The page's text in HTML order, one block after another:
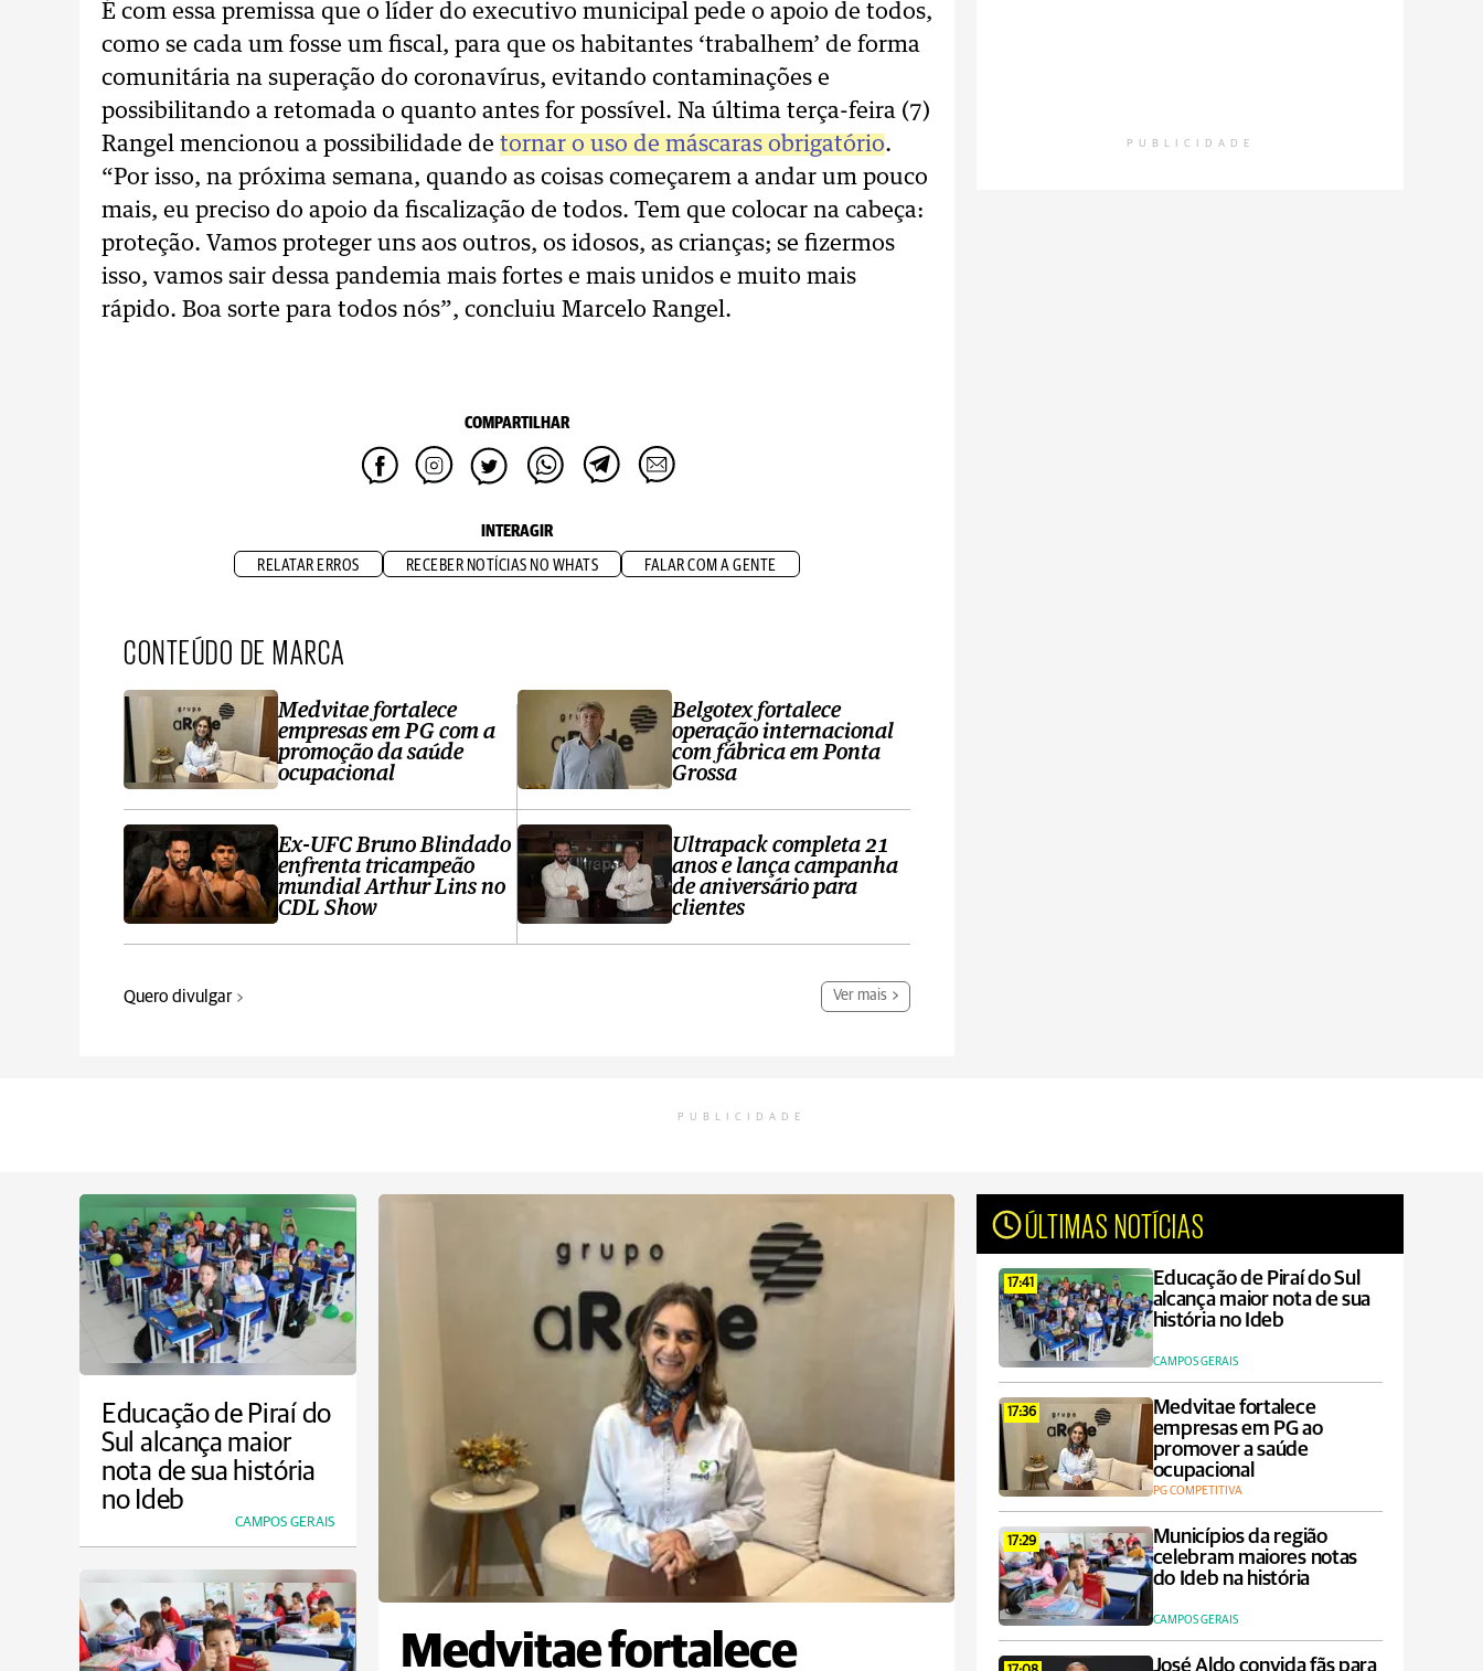
É com essa premissa que o líder do executivo municipal pede o apoio de todos,
como se cada um fosse um fiscal, para que os habitantes ‘trabalhem’ de forma
comunitária na superação do coronavírus, evitando contaminações e
possibilitando a retomada o quanto antes for possível. Na última terça-feira (7)
Rangel mencionou a possibilidade de tornar o uso de máscaras obrigatório.
“Por isso, na próxima semana, quando as coisas começarem a andar um pouco
mais, eu preciso do apoio da fiscalização de todos. Tem que colocar na cabeça:
proteção. Vamos proteger uns aos outros, os idosos, as crianças; se fizermos
isso, vamos sair dessa pandemia mais fortes e mais unidos e muito mais
rápido. Boa sorte para todos nós”, concluiu Marcelo Rangel.
COMPARTILHAR
INTERAGIR
RELATAR ERROS RECEBER NOTÍCIAS NO WHATS FALAR COM A GENTE
CONTEÚDO DE MARCA
Medvitae fortalece
empresas em PG com a
promoção da saúde
ocupacional
Ex-UFC Bruno Blindado
enfrenta tricampeão
mundial Arthur Lins no
CDL Show
Belgotex fortalece
operação internacional
com fábrica em Ponta
Grossa
Ultrapack completa 21
anos e lança campanha
de aniversário para
clientes
Quero divulgar Ver mais
PUBLICIDADE
PUBLICIDADE
Educação de Piraí do
Sul alcança maior
nota de sua história
no Ideb
CAMPOS GERAIS
Medvitae fortalece
ÚLTIMAS NOTÍCIAS
17:41
Educação de Piraí do Sul
alcança maior nota de sua
história no Ideb
CAMPOS GERAIS
17:36
Medvitae fortalece
empresas em PG ao
promover a saúde
ocupacional
PG COMPETITIVA
17:29
Municípios da região
celebram maiores notas
do Ideb na história
CAMPOS GERAIS
José Aldo convida fãs para